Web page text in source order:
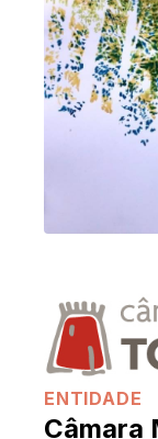
ENTIDADE
Câmara